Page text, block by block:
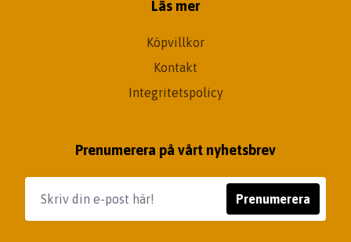
Läs mer
Köpvillkor
Kontakt
Integritetspolicy
Prenumerera på vårt nyhetsbrev
Prenumerera